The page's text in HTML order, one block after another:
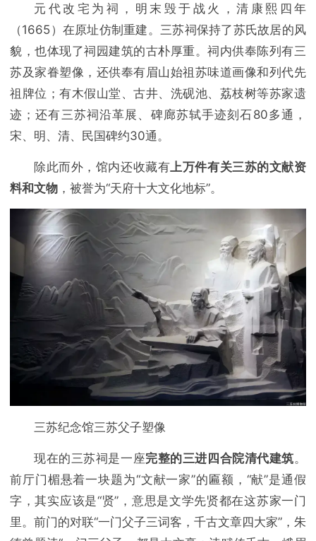
元代改宅为祠，明末毁于战火，清康熙四年
（1665）在原址仿制重建。三苏祠保持了苏氏故居的风
貌，也体现了祠园建筑的古朴厚重。祠内供奉陈列有三
苏及家眷塑像，还供奉有眉山始祖苏味道画像和列代先
祖牌位；有木假山堂、古井、洗砚池、荔枝树等苏家遗
迹；还有三苏祠沿革展、碑廊苏轼手迹刻石80多通，
宋、明、清、民国碑约30通。
除此而外，馆内还收藏有 上万件有关三苏的文献资
料和文物 ，被誉为“天府十大文化地标”。
三苏纪念馆三苏父子塑像
现在的三苏祠是一座完整的三进四合院清代建筑。
前厅门楣悬着一块题为“文献一家”的匾额，“献”是通假
字，其实应该是“贤”，意思是文学先贤都在这苏家一门
里。前门的对联“一门父子三词客，千古文章四大家”，朱